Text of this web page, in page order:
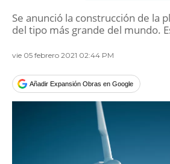
Se anunció la construcción de la
del tipo más grande del mundo.
vie 05 febrero 2021 02:44 PM
Añadir Expansión Obras en Google